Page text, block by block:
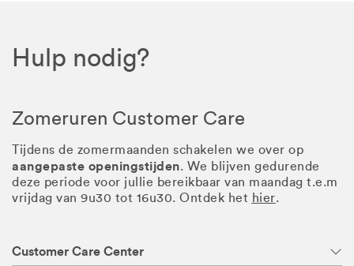
Hulp nodig?
Zomeruren Customer Care
Tijdens de zomermaanden schakelen we over op
aangepaste openingstijden. We blijven gedurende
deze periode voor jullie bereikbaar van maandag t.e.m
vrijdag van 9u30 tot 16u30. Ontdek het hier.
Customer Care Center